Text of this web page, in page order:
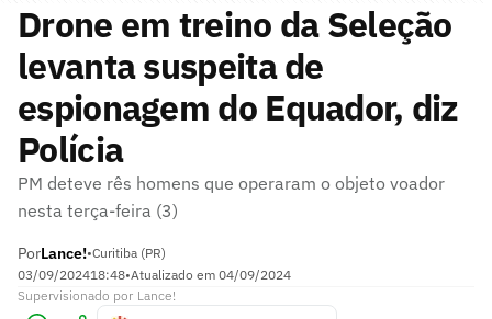
Drone em treino da Seleção
levanta suspeita de
espionagem do Equador, diz
Polícia
PM deteve rês homens que operaram o objeto voador
nesta terça-feira (3)
PorLance!•Curitiba (PR)
03/09/202418:48•Atualizado em 04/09/2024
Supervisionado por Lance!